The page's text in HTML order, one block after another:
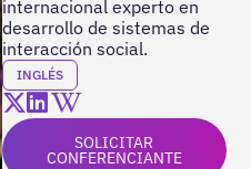
internacional experto en
desarrollo de sistemas de
interacción social.
INGLÉS
SOLICITAR
CONFERENCIANTE